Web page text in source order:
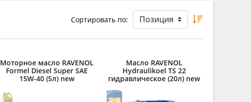
Сортировать по:
Моторное масло RAVENOL
Formel Diesel Super SAE
15W-40 (5л) new
Масло RAVENOL
Hydraulikoel TS 22
гидравлическое (20л) new